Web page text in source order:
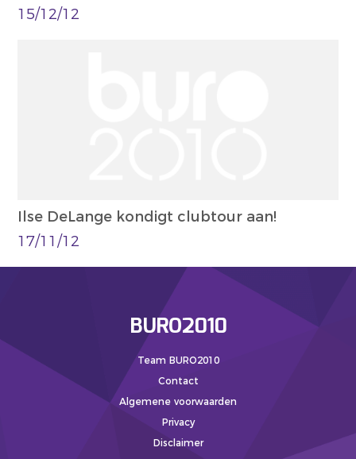
15/12/12
Ilse DeLange kondigt clubtour aan!
17/11/12
BURO2010
Team BURO2010
Contact
Algemene voorwaarden
Privacy
Disclaimer